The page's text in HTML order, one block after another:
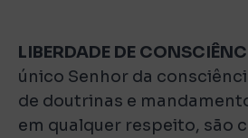
LIBERDADE DE
único Senhor da
de doutrinas e
em qualquer respeito, são